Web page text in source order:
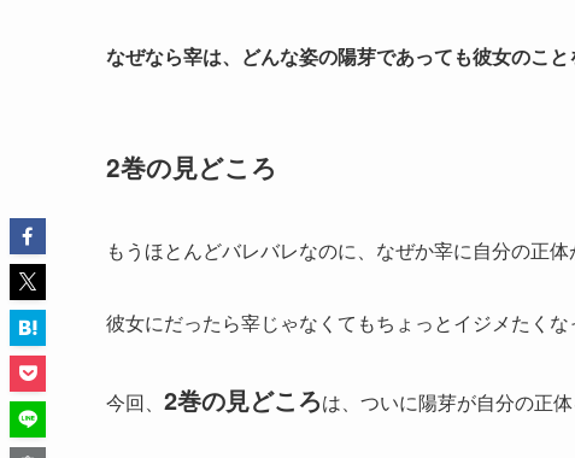
なぜなら宰は、どんな姿の陽芽であっても彼女のこと
2巻の見どころ
もうほとんどバレバレなのに、なぜか宰に自分の正
彼女にだったら宰じゃなくてもちょっとイジメたく
今回、 2巻の見どころは、ついに陽芽が自分の正